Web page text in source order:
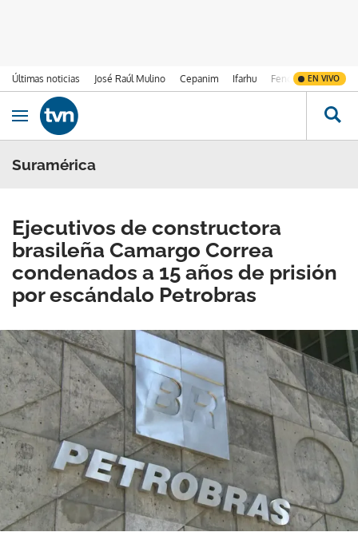
Últimas noticias José Raúl Mulino Cepanim Ifarhu Fenómeno de El
EN VIVO
Ir al contenido
Obrir navegació
Suramérica
Ejecutivos de constructora
brasileña Camargo Correa
condenados a 15 años de prisión
por escándalo Petrobras